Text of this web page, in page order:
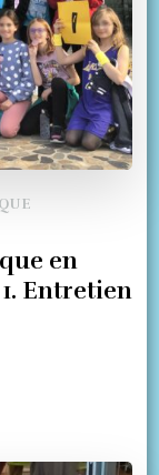
en
Entretien